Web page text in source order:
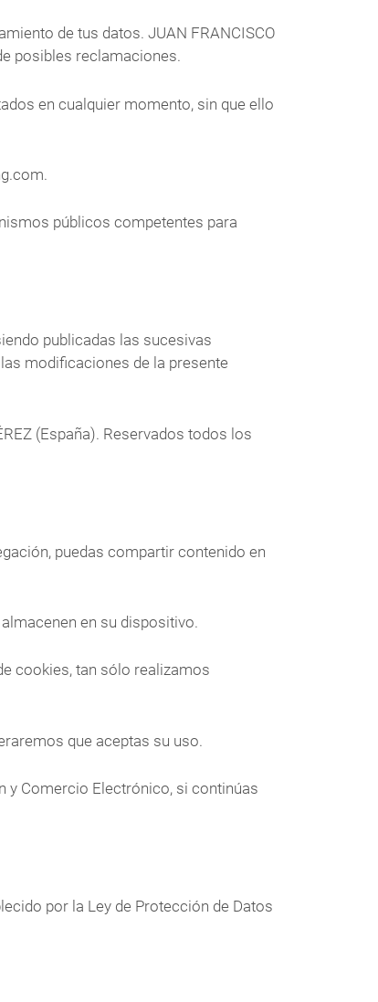
de tus datos. JUAN FRANCISCO
posibles reclamaciones.
en cualquier momento, sin que ello
públicos competentes para
publicadas las sucesivas
modificaciones de la presente
(España). Reservados todos los
puedas compartir contenido en
en su dispositivo.
cookies, tan sólo realizamos
que aceptas su uso.
y Comercio Electrónico, si continúas
por la Ley de Protección de Datos